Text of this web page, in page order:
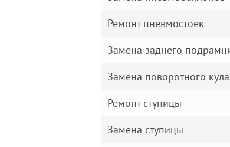
Ремонт пневмостоек
Замена заднего
Замена поворотного
Ремонт ступицы
Замена ступицы